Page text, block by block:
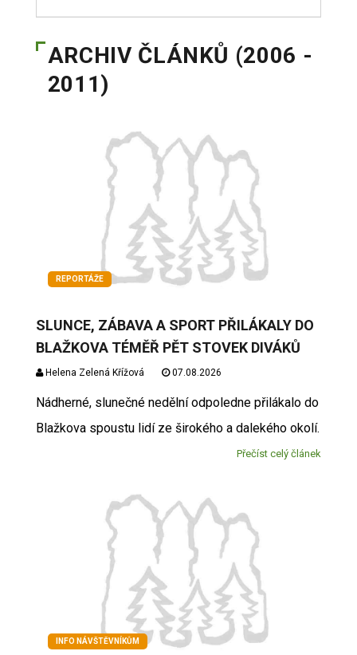
ARCHIV ČLÁNKŮ (2006 -
2011)
REPORTÁŽE
SLUNCE, ZÁBAVA A SPORT PŘILÁKALY DO
BLAŽKOVA TÉMĚŘ PĚT STOVEK DIVÁKŮ
Helena Zelená Křížová 07.08.2026
Nádherné, slunečné nedělní odpoledne přilákalo do
Blažkova spoustu lidí ze širokého a dalekého okolí.
Přečíst celý článek
INFO NÁVŠTĚVNÍKŮM